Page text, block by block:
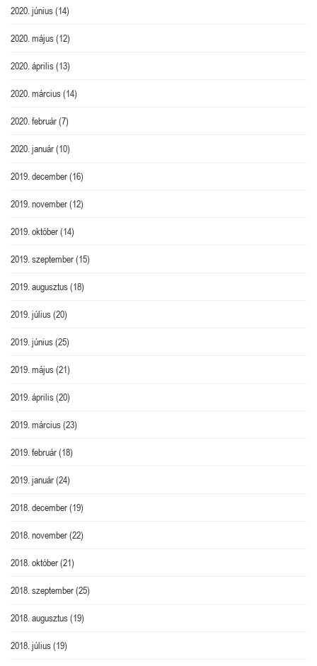
2020. június(14)
2020. május(12)
2020. április(13)
2020. március(14)
2020. február(7)
2020. január(10)
2019. december(16)
2019. november(12)
2019. október(14)
2019. szeptember(15)
2019. augusztus(18)
2019. július(20)
2019. június(25)
2019. május(21)
2019. április(20)
2019. március(23)
2019. február(18)
2019. január(24)
2018. december(19)
2018. november(22)
2018. október(21)
2018. szeptember(25)
2018. augusztus(19)
2018. július(19)